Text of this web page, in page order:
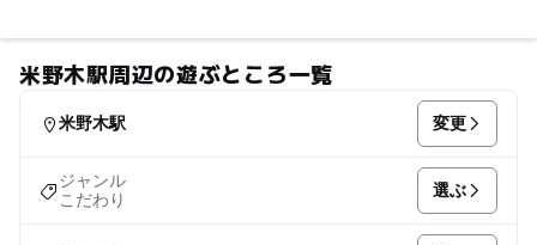
米野木駅周辺の遊ぶところ一覧
米野木駅 変更
ジャンル
こだわり
選ぶ